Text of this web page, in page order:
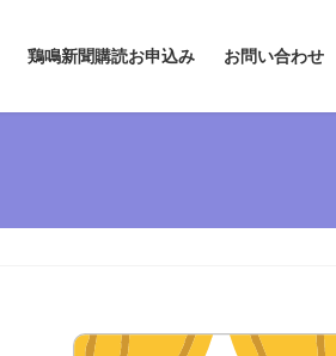
鶏鳴新聞購読お申込み お問い合わせ